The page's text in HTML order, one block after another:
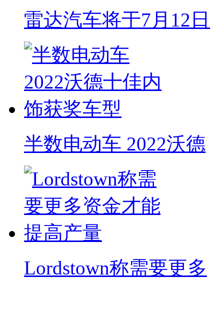
雷达汽车将于7月12日
半数电动车 2022沃德
Lordstown称需要更多